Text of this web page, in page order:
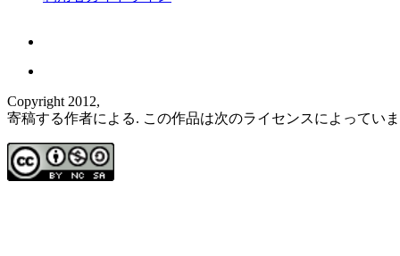
Copyright 2012,
寄稿する作者による. この作品は次のライセンスによってい